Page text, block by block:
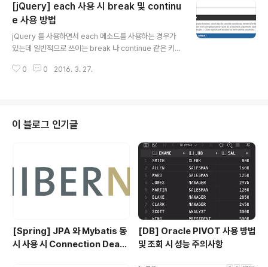
d-document-14762.html
[jQuery] each 사용 시 break 및 continu
e 사용 방법
jQuery 를 사용하면서 each 메소드를 사용하는 경우가
있는데 일반적으로 쓰이는 break 나 continue 같은 키워
ak 와 continue 를 쓰면 오류가 나면서 동작이 되지 않고,
each() 페이지(http://api.jquery.com/jquery.each/)
를 보면 알겠지만 다음과 같은 문장이 있다. We can bre
ak the $.each() loop at a particular iteration by
0 0 2016. 3. 27.
이 블로그 인기글
[Spring] JPA 와 Mybatis 동
시 사용 시 Connection Deadl
[DB] Oracle PIVOT 사용 방법
및 조회 시 성능 주의사항